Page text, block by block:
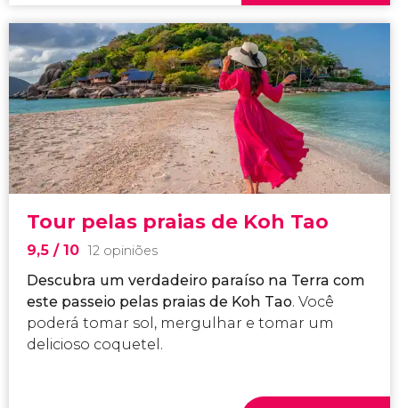
Tour pelas praias de Koh Tao
9,5 / 10 12 opiniões
Descubra um verdadeiro paraíso na Terra com
este passeio pelas praias de Koh Tao. Você
poderá tomar sol, mergulhar e tomar um
delicioso coquetel.